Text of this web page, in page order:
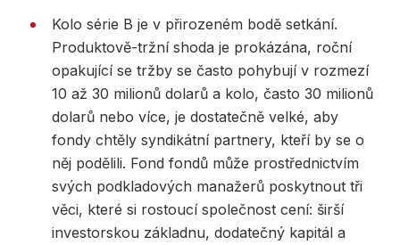
Kolo série B je v přirozeném bodě setkání.
Produktově-tržní shoda je prokázána, roční
opakující se tržby se často pohybují v rozmezí
10 až 30 milionů dolarů a kolo, často 30 milionů
dolarů nebo více, je dostatečně velké, aby
fondy chtěly syndikátní partnery, kteří by se o
něj podělili. Fond fondů může prostřednictvím
svých podkladových manažerů poskytnout tři
věci, které si rostoucí společnost cení: širší
investorskou základnu, dodatečný kapitál a